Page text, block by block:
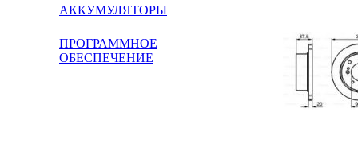
АККУМУЛЯТОРЫ
ПРОГРАММНОЕ
ОБЕСПЕЧЕНИЕ